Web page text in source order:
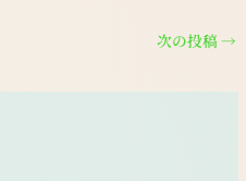
次の投稿 →